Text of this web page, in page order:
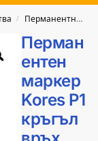
/ Перманентни маркери
Перман
ентен
маркер
Kores P1
кръгъл